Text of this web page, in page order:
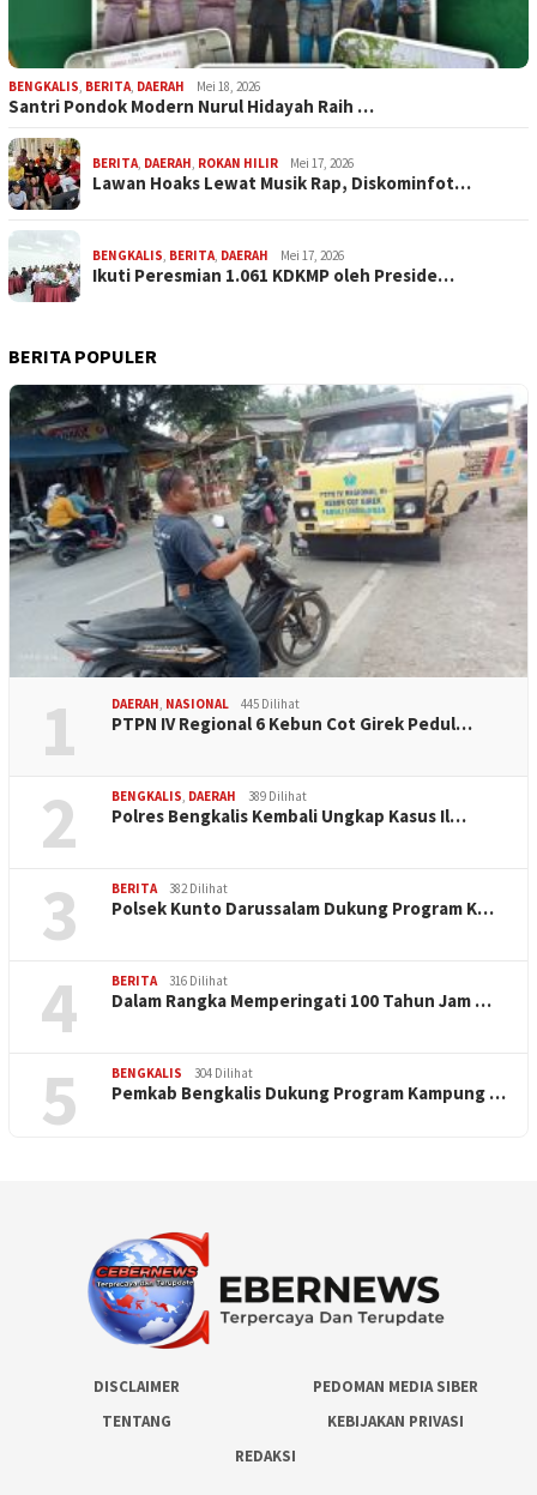
BENGKALIS BERITA DAERAH Mei 18, 2026
Santri Pondok Modern Nurul Hidayah Raih …
BERITA DAERAH ROKAN HILIR Mei 17, 2026
Lawan Hoaks Lewat Musik Rap, Diskominfot…
BENGKALIS BERITA DAERAH Mei 17, 2026
Ikuti Peresmian 1.061 KDKMP oleh Preside…
BERITA POPULER
1 DAERAH, NASIONAL 445 Dilihat
PTPN IV Regional 6 Kebun Cot Girek Pedul…
2 BENGKALIS, DAERAH 389 Dilihat
Polres Bengkalis Kembali Ungkap Kasus Il…
3 BERITA 382 Dilihat
Polsek Kunto Darussalam Dukung Program K…
4 BERITA 316 Dilihat
Dalam Rangka Memperingati 100 Tahun Jam …
5 BENGKALIS 304 Dilihat
Pemkab Bengkalis Dukung Program Kampung …
DISCLAIMER
PEDOMAN MEDIA SIBER
TENTANG
KEBIJAKAN PRIVASI
REDAKSI